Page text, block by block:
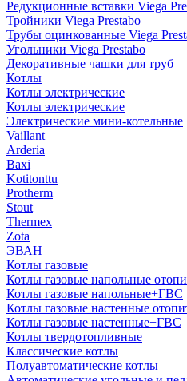
Редукционные вставки Viega
Тройники Viega Prestabo
Трубы оцинкованные Viega
Угольники Viega Prestabo
Декоративные чашки для труб
Котлы
Котлы электрические
Котлы электрические
Электрические мини-котельные
Vaillant
Arderia
Baxi
Kotitonttu
Protherm
Stout
Thermex
Zota
ЭВАН
Котлы газовые
Котлы газовые напольные
Котлы газовые напольные+ГВС
Котлы газовые настенные
Котлы газовые настенные+ГВС
Котлы твердотопливные
Классические котлы
Полуавтоматические котлы